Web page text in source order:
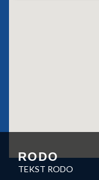
RODO
TEKST RODO